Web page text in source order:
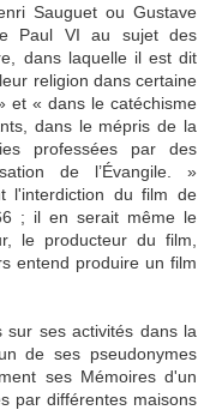
Sauguet ou Gustave
Paul VI au sujet des
dans laquelle il est dit
religion dans certaine
et « dans le catéchisme
dans le mépris de la
professées par des
de l’Évangile. »
l'interdiction du film de
; il en serait même le
le producteur du film,
entend produire un film
sur ses activités dans la
de ses pseudonymes
ses Mémoires d'un
par différentes maisons